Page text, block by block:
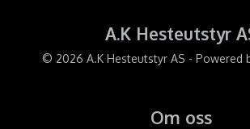
A.K Hesteutstyr
© 2026 A.K Hesteutstyr AS - Powered
Om oss